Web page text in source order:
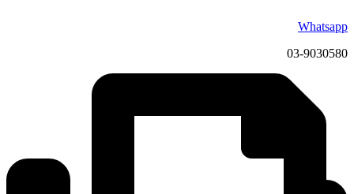
Whatsapp
03-9030580